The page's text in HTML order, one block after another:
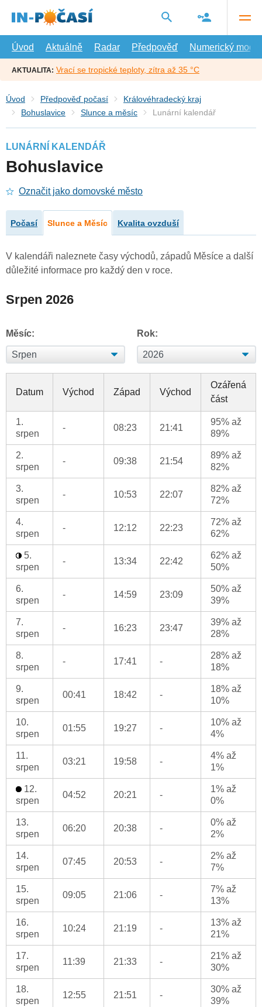
hlavní
Úvod
Aktuálně Radar Předpověď Numerický model
AKTUALITA: Vrací se tropické teploty, zítra až 35 °C
Úvod Předpověď počasí
Královéhradecký kraj
Bohuslavice
Slunce a měsíc Lunární kalendář
LUNÁRNÍ KALENDÁŘ
Bohuslavice
Označit jako domovské město
Počasí Slunce a Měsíc Kvalita ovzduší
V kalendáři naleznete časy východů, západů Měsíce a další
důležité informace pro každý den v roce.
Srpen 2026
Měsíc: Rok:
Datum Východ Západ Východ
Ozářená
část
1.
srpen
- 08:23 21:41
95% až
89%
2.
srpen
- 09:38 21:54
89% až
82%
3.
srpen
- 10:53 22:07
82% až
72%
4.
srpen
- 12:12 22:23
72% až
62%
5.
srpen
- 13:34 22:42
62% až
50%
6.
srpen
- 14:59 23:09
50% až
39%
7.
srpen
- 16:23 23:47
39% až
28%
8.
srpen
- 17:41 -
28% až
18%
9.
srpen
00:41 18:42 -
18% až
10%
10.
srpen
01:55 19:27 -
10% až
4%
11.
srpen
03:21 19:58 -
4% až
1%
12.
srpen
04:52 20:21 -
1% až
0%
13.
srpen
06:20 20:38 -
0% až
2%
14.
srpen
07:45 20:53 -
2% až
7%
15.
srpen
09:05 21:06 -
7% až
13%
16.
srpen
10:24 21:19 -
13% až
21%
17.
srpen
11:39 21:33 -
21% až
30%
18.
srpen
12:55 21:51 -
30% až
39%